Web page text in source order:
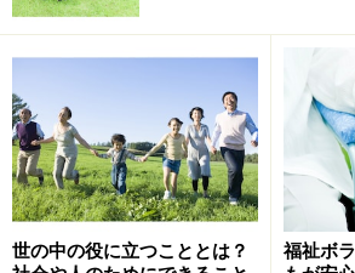
ボランティア団体を設立す
活動を始めたものの１人じゃやっぱ
世の中の役に立つこととは？
福祉ボ